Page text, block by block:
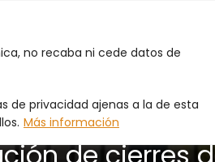
no recaba ni cede datos de
de privacidad ajenas a la de esta
Más información
de cierres